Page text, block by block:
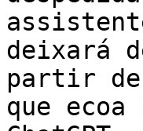
deixará
partir
que ecoa